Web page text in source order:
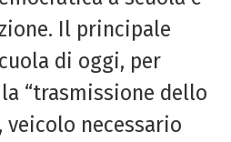
Il principale
di oggi, per
“trasmissione dello
necessario